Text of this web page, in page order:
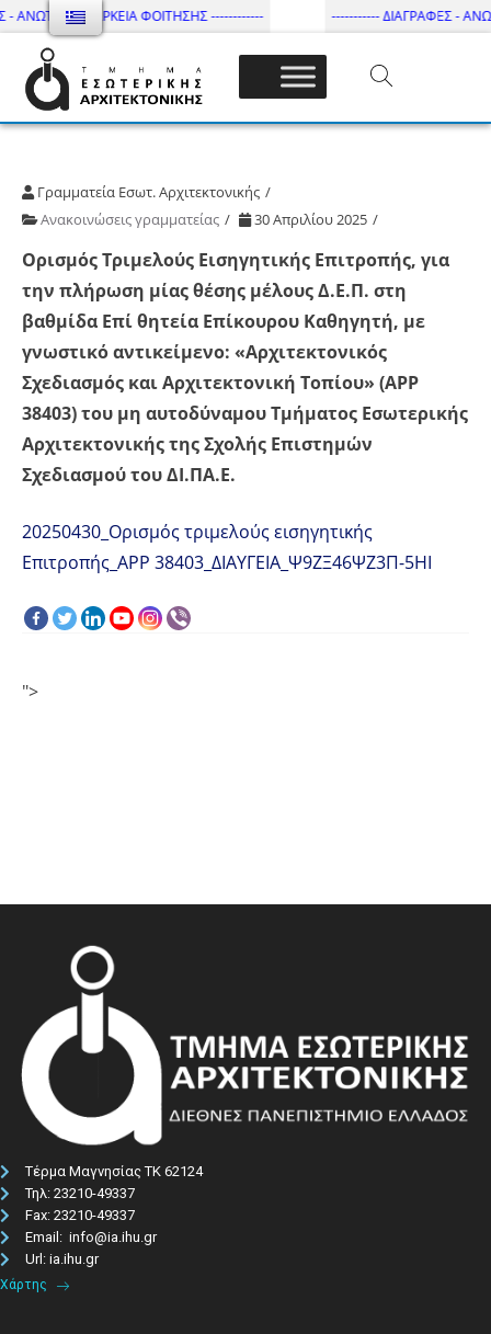
ΑΝΩΤΑΤΗ ΔΙΑΡΚΕΙΑ ΦΟΙΤΗΣΗΣ ------------ ----------- ΔΙΑΓΡΑΦΕΣ -
Τμήμα Εσωτ. Αρχιτεκτονικής – ΔΙ.ΠΑ.Ε
Γραμματεία Εσωτ. Αρχιτεκτονικής
Ανακοινώσεις γραμματείας
30 Απριλίου 2025
Ορισμός Τριμελούς Εισηγητικής Επιτροπής, για
την πλήρωση μίας θέσης μέλους Δ.Ε.Π. στη
βαθμίδα Επί θητεία Επίκουρου Καθηγητή, με
γνωστικό αντικείμενο: «Αρχιτεκτονικός
Σχεδιασμός και Αρχιτεκτονική Τοπίου» (APP
38403) του μη αυτοδύναμου Τμήματος Εσωτερικής
Αρχιτεκτονικής της Σχολής Επιστημών
Σχεδιασμού του ΔΙ.ΠΑ.Ε.
20250430_Ορισμός τριμελούς εισηγητικής
Επιτροπής_APP 38403_ΔΙΑΥΓΕΙΑ_Ψ9ΖΞ46ΨΖ3Π-5ΗΙ
">
Τέρμα Μαγνησίας ΤΚ 62124
Τηλ: 23210-49337​
Fax: 23210-49337
Email: info@ia.ihu.gr
Url: ia.ihu.gr
Χάρτης